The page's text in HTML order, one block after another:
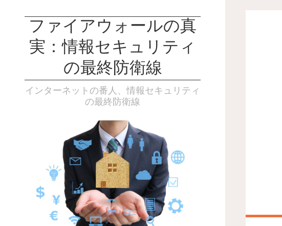
ファイアウォールの真
実：情報セキュリティ
の最終防衛線
インターネットの番人、情報セキュリティ
の最終防衛線